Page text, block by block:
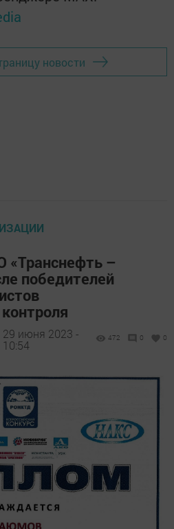
новости
«Транснефть –
победителей
29 июня 2023 -
10:54
472 0 0